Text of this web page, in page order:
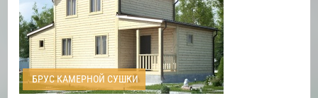
БРУС КАМЕРНОЙ СУШКИ